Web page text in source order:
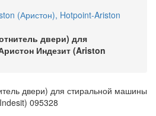
(Аристон), Hotpoint-Ariston
двери) для
Индезит (Ariston